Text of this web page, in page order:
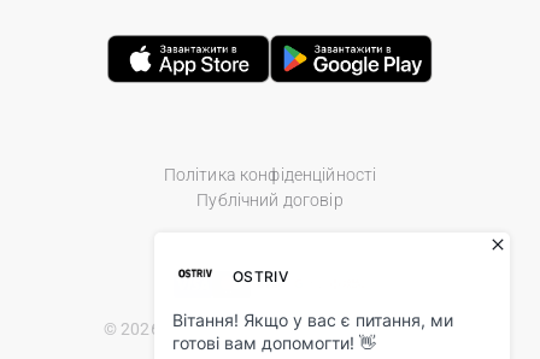
Політика конфіденційності
Публічний договір
© 2026 Ostriv.ua Store. All Rights Reserved.